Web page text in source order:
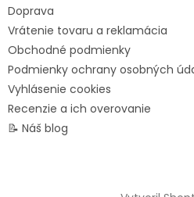
Doprava
Vrátenie tovaru a reklamácia
Obchodné podmienky
Podmienky ochrany osobných
Vyhlásenie cookies
Recenzie a ich overovanie
📝 Náš blog